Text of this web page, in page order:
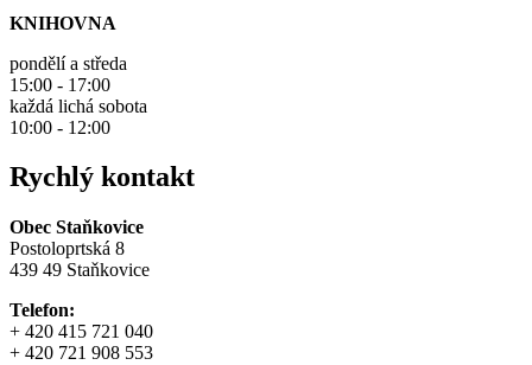
KNIHOVNA
pondělí a středa
15:00 - 17:00
každá lichá sobota
10:00 - 12:00
Rychlý kontakt
Obec Staňkovice
Postoloprtská 8
439 49 Staňkovice
Telefon:
+ 420 415 721 040
+ 420 721 908 553